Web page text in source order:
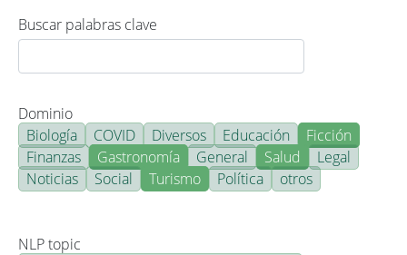
Buscar palabras clave
Dominio
Biología
COVID Diversos Educación
Ficción
Finanzas
Gastronomía General Salud
Legal
Noticias
Social Turismo Política otros
NLP topic